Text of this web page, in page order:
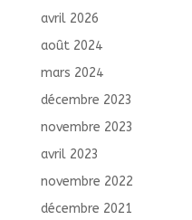
avril 2026
août 2024
mars 2024
décembre 2023
novembre 2023
avril 2023
novembre 2022
décembre 2021